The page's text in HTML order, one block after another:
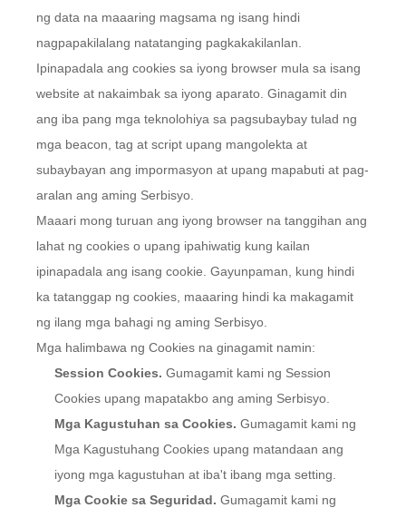
ng data na maaaring magsama ng isang hindi
nagpapakilalang natatanging pagkakakilanlan.
Ipinapadala ang cookies sa iyong browser mula sa isang
website at nakaimbak sa iyong aparato. Ginagamit din
ang iba pang mga teknolohiya sa pagsubaybay tulad ng
mga beacon, tag at script upang mangolekta at
subaybayan ang impormasyon at upang mapabuti at pag-
aralan ang aming Serbisyo.
Maaari mong turuan ang iyong browser na tanggihan ang
lahat ng cookies o upang ipahiwatig kung kailan
ipinapadala ang isang cookie. Gayunpaman, kung hindi
ka tatanggap ng cookies, maaaring hindi ka makagamit
ng ilang mga bahagi ng aming Serbisyo.
Mga halimbawa ng Cookies na ginagamit namin:
Session Cookies. Gumagamit kami ng Session
Cookies upang mapatakbo ang aming Serbisyo.
Mga Kagustuhan sa Cookies. Gumagamit kami ng
Mga Kagustuhang Cookies upang matandaan ang
iyong mga kagustuhan at iba't ibang mga setting.
Mga Cookie sa Seguridad. Gumagamit kami ng